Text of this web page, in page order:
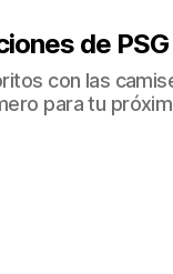
de PSG
con las
para tu